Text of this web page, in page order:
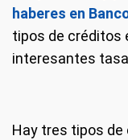
haberes en
tipos de créditos
interesantes
Hay tres tipos de